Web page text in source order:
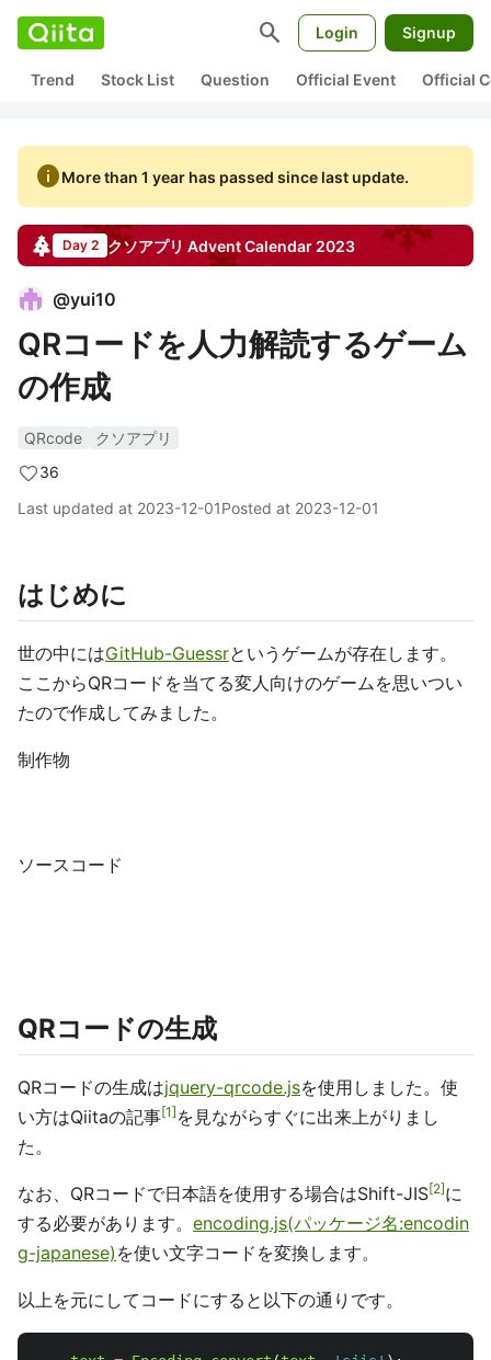
search Login Signup
Trend Stock List Question Official Event Official
infoMore than 1 year has passed since last update.
Day 2 クソアプリ Advent Calendar 2023
@yui10
QRコードを人力解読するゲーム
の作成
QRcode
クソアプリ
36
Last updated at 2023-12-01Posted at 2023-12-01
はじめに
世の中にはGitHub-Guessrというゲームが存在します。
ここからQRコードを当てる変人向けのゲームを思いつい
たので作成してみました。
制作物
ソースコード
QRコードの生成
QRコードの生成はjquery-qrcode.jsを使用しました。使
い方はQiitaの記事 1 を見ながらすぐに出来上がりまし
た。
なお、QRコードで日本語を使用する場合はShift-JIS 2 に
する必要があります。 encoding.js(パッケージ名:encodin
g-japanese) を使い文字コードを変換します。
以上を元にしてコードにすると以下の通りです。